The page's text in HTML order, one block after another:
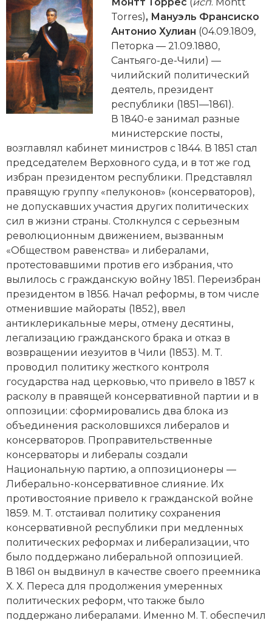
Генеалогия, геральдика
Государство и право
Европа
Империи
Историческая география и топонимика
История материальной и духовной культуры
История международных отношений
История, философия, теория и методология
исторического знания
Итория международных отношений
Латинская Америка
Новая история
Новейшая история
Нумизматика
Образование
Общественные объединения и организации
Политическая история
Революции и народные движения
Религия и церковь
Россия
Северная Америка
Социально-экономическая история
Специальные исторические дисциплины
СССР
Torres), Мануэль Франсиско
Антонио Хулиан (04.09.1809,
Петорка — 21.09.1880,
Сантьяго-де-Чили) —
чилийский политический
деятель, президент
республики (1851—1861).
В 1840-е занимал разные
министерские посты,
возглавлял кабинет министров с 1844. В 1851 стал
председателем Верховного суда, и в тот же год
избран президентом республики. Представлял
правящую группу «пелуконов» (консерваторов),
не допускавших участия других политических
сил в жизни страны. Столкнулся с серьезным
революционным движением, вызванным
«Обществом равенства» и либералами,
протестовавшими против его избрания, что
вылилось с гражданскую войну 1851. Переизбран
президентом в 1856. Начал реформы, в том числе
отменившие майораты (1852), ввел
антиклерикальные меры, отмену десятины,
легализацию гражданского брака и отказ в
возвращении иезуитов в Чили (1853). М. Т.
проводил политику жесткого контроля
государства над церковью, что привело в 1857 к
расколу в правящей консервативной партии и в
оппозиции: сформировались два блока из
объединения расколовшихся либералов и
консерваторов. Проправительственные
консерваторы и либералы создали
Национальную партию, а оппозиционеры —
Либерально-консервативное слияние. Их
противостояние привело к гражданской войне
1859. М. Т. отстаивал политику сохранения
консервативной республики при медленных
политических реформах и либерализации, что
было поддержано либеральной оппозицией.
В 1861 он выдвинул в качестве своего преемника
Х. Х. Переса для продолжения умеренных
политических реформ, что также было
поддержано либералами. Именно М. Т. обеспечил